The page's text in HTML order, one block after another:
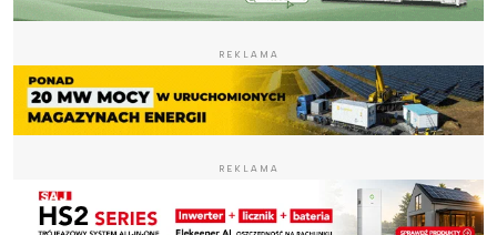
REKLAMA
REKLAMA